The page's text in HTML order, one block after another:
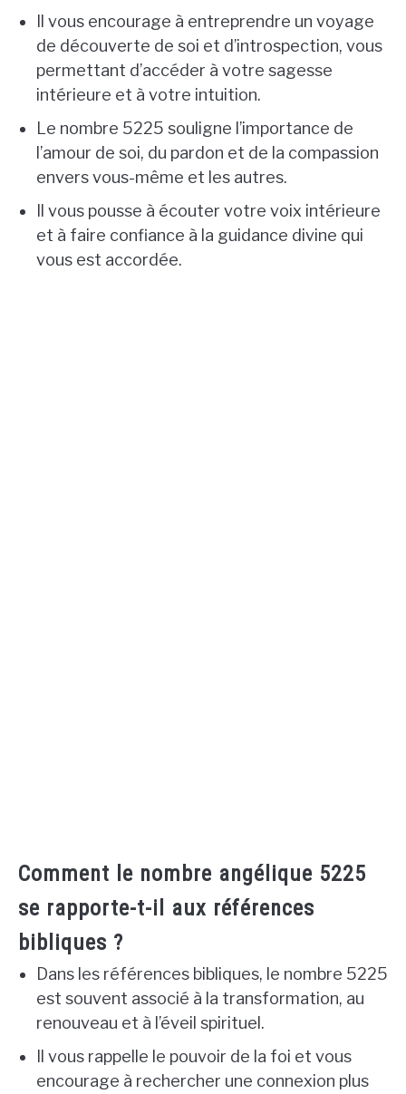
Il vous encourage à entreprendre un voyage
de découverte de soi et d’introspection, vous
permettant d’accéder à votre sagesse
intérieure et à votre intuition.
Le nombre 5225 souligne l’importance de
l’amour de soi, du pardon et de la compassion
envers vous-même et les autres.
Il vous pousse à écouter votre voix intérieure
et à faire confiance à la guidance divine qui
vous est accordée.
Comment le nombre angélique 5225
se rapporte-t-il aux références
bibliques ?
Dans les références bibliques, le nombre 5225
est souvent associé à la transformation, au
renouveau et à l’éveil spirituel.
Il vous rappelle le pouvoir de la foi et vous
encourage à rechercher une connexion plus